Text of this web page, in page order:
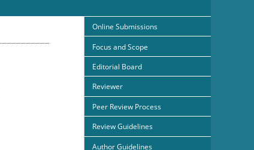
Online Submissions
Focus and Scope
Editorial Board
Reviewer
Peer Review Process
Review Guidelines
Author Guidelines